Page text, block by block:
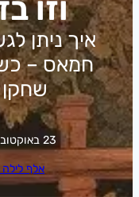
וזו
איך ניתן
חמאס –
שחקן
23 באוקטובר 2023
אלף לילה